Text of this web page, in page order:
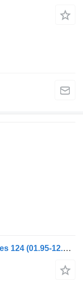
Ресивер воздушный Scania 4-series 124 (01.95-12.04) 1391742 для тягача Scania 4-series (1995-2006)